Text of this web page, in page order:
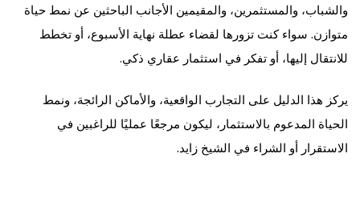
والشباب، والمستثمرين، والمقيمين الأجانب الباحثين عن نمط حياة
متوازن. سواء كنت تزورها لقضاء عطلة نهاية الأسبوع، أو تخطط
للانتقال إليها، أو تفكر في استثمار عقاري ذكي.
يركز هذا الدليل على التجارب الواقعية، والأماكن الرائجة، ونمط
الحياة المدعوم بالاستثمار، ليكون مرجعًا عمليًا للراغبين في
الاستقرار أو الشراء في الشيخ زايد.